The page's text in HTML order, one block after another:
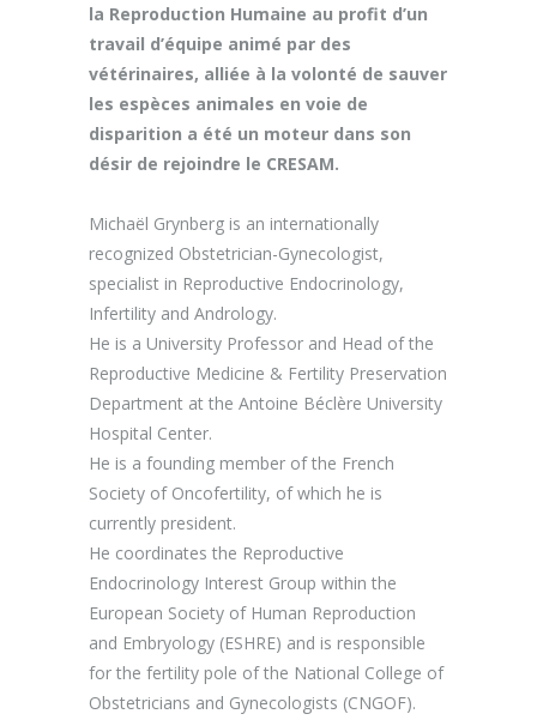
la Reproduction Humaine au profit d’un
travail d’équipe animé par des
vétérinaires, alliée à la volonté de sauver
les espèces animales en voie de
disparition a été un moteur dans son
désir de rejoindre le CRESAM.
Michaël Grynberg is an internationally
recognized Obstetrician-Gynecologist,
specialist in Reproductive Endocrinology,
Infertility and Andrology.
He is a University Professor and Head of the
Reproductive Medicine & Fertility Preservation
Department at the Antoine Béclère University
Hospital Center.
He is a founding member of the French
Society of Oncofertility, of which he is
currently president.
He coordinates the Reproductive
Endocrinology Interest Group within the
European Society of Human Reproduction
and Embryology (ESHRE) and is responsible
for the fertility pole of the National College of
Obstetricians and Gynecologists (CNGOF).